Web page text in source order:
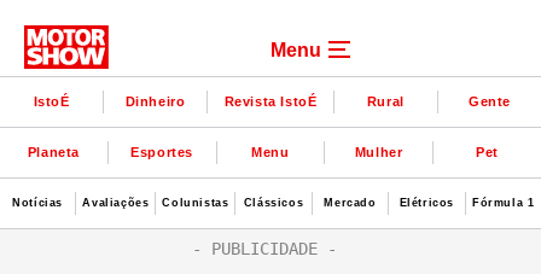
Menu
IstoÉ Dinheiro Revista IstoÉ Rural Gente
Planeta Esportes Menu Mulher Pet
Notícias Avaliações Colunistas Clássicos Mercado Elétricos Fórmula 1